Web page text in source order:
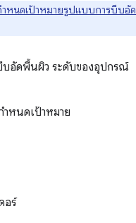
ำหนดเป้าหมายรูปแบบการบีบอัด
บอัดพื้นผิว ระดับของอุปกรณ์
หนดเป้าหมาย
อร์